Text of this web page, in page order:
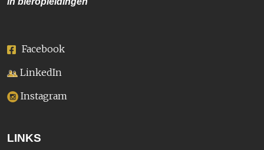
Facebook
LinkedIn
Instagram
LINKS